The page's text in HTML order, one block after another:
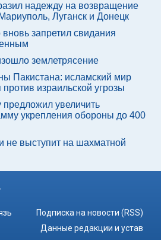
надежду на возвращение
Луганск и Донецк
запретил свидания
землетрясение
Пакистана: исламский мир
израильской угрозы
предложил увеличить
укрепления обороны до 400
не выступит на шахматной
Подписка на новости (RSS)
Данные редакции и устав